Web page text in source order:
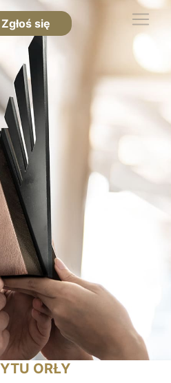
Zgłoś się
ORŁY